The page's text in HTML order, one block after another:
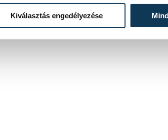
Kiválasztás engedélyezése